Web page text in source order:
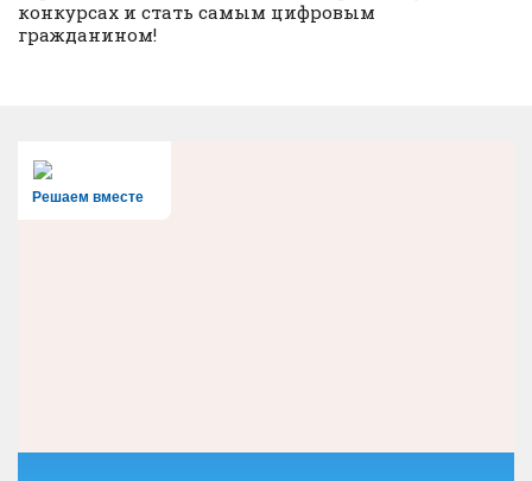
конкурсах и стать самым цифровым
гражданином!
Решаем вместе